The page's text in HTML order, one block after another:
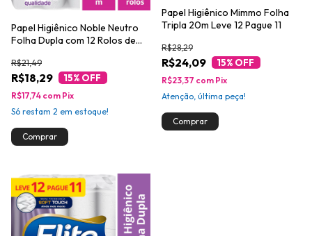
Papel Higiênico Noble Neutro
Folha Dupla com 12 Rolos de
R$18,29
R$21,49
15% OFF
R$17,74 com Pix
Só restam 2 em estoque!
Papel Higiênico Mimmo Folha
Tripla 20m Leve 12 Pague 11
R$24,09
R$28,29
15% OFF
R$23,37 com Pix
Atenção, última peça!